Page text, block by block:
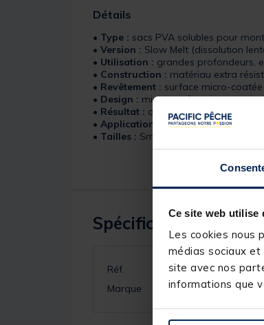
Ce site web utilise
Les cookies nous
médias sociaux
site avec nos
informations que
Détails
• Type : sacs PVA solubles pour
• Version : Slow Melt (dissolution
• Utilisation : grandes profondeurs,
• Construction : matériau extra
• Revêtement : surface micro-
• Design : micro-perforations pour
• Résultat : aucune odeur, aucun
• Application :
idéal pour pellets,
• Tailles : Small (60 x 100 mm – 25
Spécifications
Réf.
Marque